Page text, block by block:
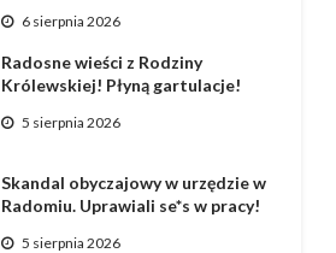
6 sierpnia 2026
Radosne wieści z Rodziny
Królewskiej! Płyną gartulacje!
5 sierpnia 2026
Skandal obyczajowy w urzędzie w
Radomiu. Uprawiali se*s w pracy!
5 sierpnia 2026